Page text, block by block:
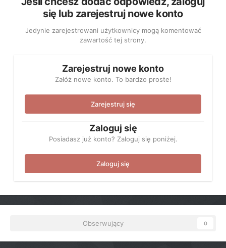
się lub zarejestruj nowe konto
Jedynie zarejestrowani użytkownicy mogą komentować
zawartość tej strony.
Zarejestruj nowe konto
Załóż nowe konto. To bardzo proste!
Zarejestruj się
Zaloguj się
Posiadasz już konto? Zaloguj się poniżej.
Zaloguj się
Obserwujący 0